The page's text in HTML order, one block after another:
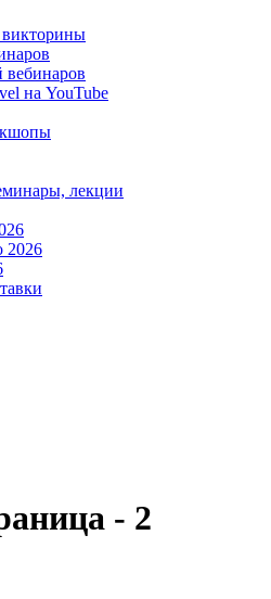
викторины
вебинаров
на YouTube
лекции
2026
- 2